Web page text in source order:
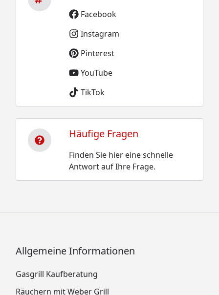
Facebook
Instagram
Pinterest
YouTube
TikTok
Häufige Fragen
Finden Sie hier eine schnelle
Antwort auf Ihre Frage.
Allgemeine Informationen
Gasgrill Kaufberatung
Räuchern mit Weber Grill